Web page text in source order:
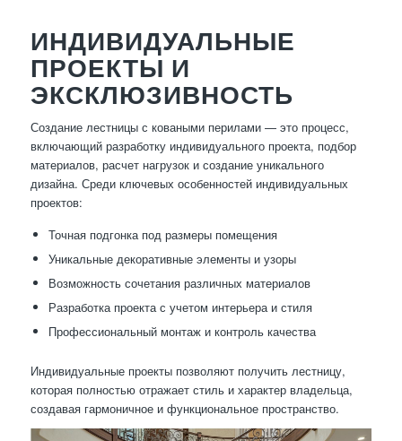
ИНДИВИДУАЛЬНЫЕ
ПРОЕКТЫ И
ЭКСКЛЮЗИВНОСТЬ
Создание лестницы с коваными перилами — это процесс,
включающий разработку индивидуального проекта, подбор
материалов, расчет нагрузок и создание уникального
дизайна. Среди ключевых особенностей индивидуальных
проектов:
Точная подгонка под размеры помещения
Уникальные декоративные элементы и узоры
Возможность сочетания различных материалов
Разработка проекта с учетом интерьера и стиля
Профессиональный монтаж и контроль качества
Индивидуальные проекты позволяют получить лестницу,
которая полностью отражает стиль и характер владельца,
создавая гармоничное и функциональное пространство.